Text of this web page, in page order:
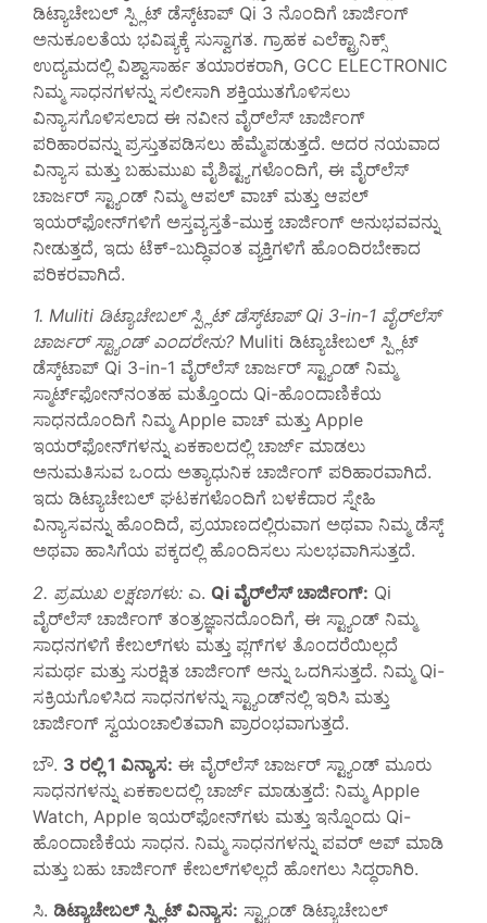
ಡಿಟ್ಯಾಚೇಬಲ್ ಸ್ಪ್ಲಿಟ್ ಡೆಸ್ಕ್‌ಟಾಪ್ Qi 3 ನೊಂದಿಗೆ ಚಾರ್ಜಿಂಗ್
ಅನುಕೂಲತೆಯ ಭವಿಷ್ಯಕ್ಕೆ ಸುಸ್ವಾಗತ. ಗ್ರಾಹಕ ಎಲೆಕ್ಟ್ರಾನಿಕ್ಸ್
ಉದ್ಯಮದಲ್ಲಿ ವಿಶ್ವಾಸಾರ್ಹ ತಯಾರಕರಾಗಿ, GCC ELECTRONIC
ನಿಮ್ಮ ಸಾಧನಗಳನ್ನು ಸಲೀಸಾಗಿ ಶಕ್ತಿಯುತಗೊಳಿಸಲು
ವಿನ್ಯಾಸಗೊಳಿಸಲಾದ ಈ ನವೀನ ವೈರ್‌ಲೆಸ್ ಚಾರ್ಜಿಂಗ್
ಪರಿಹಾರವನ್ನು ಪ್ರಸ್ತುತಪಡಿಸಲು ಹೆಮ್ಮೆಪಡುತ್ತದೆ. ಅದರ ನಯವಾದ
ವಿನ್ಯಾಸ ಮತ್ತು ಬಹುಮುಖ ವೈಶಿಷ್ಟ್ಯಗಳೊಂದಿಗೆ, ಈ ವೈರ್‌ಲೆಸ್
ಚಾರ್ಜರ್ ಸ್ಟ್ಯಾಂಡ್ ನಿಮ್ಮ ಆಪಲ್ ವಾಚ್ ಮತ್ತು ಆಪಲ್
ಇಯರ್‌ಫೋನ್‌ಗಳಿಗೆ ಅಸ್ತವ್ಯಸ್ತತೆ-ಮುಕ್ತ ಚಾರ್ಜಿಂಗ್ ಅನುಭವವನ್ನು
ನೀಡುತ್ತದೆ, ಇದು ಟೆಕ್-ಬುದ್ಧಿವಂತ ವ್ಯಕ್ತಿಗಳಿಗೆ ಹೊಂದಿರಬೇಕಾದ
ಪರಿಕರವಾಗಿದೆ.
1. Muliti ಡಿಟ್ಯಾಚೇಬಲ್ ಸ್ಪ್ಲಿಟ್ ಡೆಸ್ಕ್‌ಟಾಪ್ Qi 3-in-1 ವೈರ್‌ಲೆಸ್
ಚಾರ್ಜರ್ ಸ್ಟ್ಯಾಂಡ್ ಎಂದರೇನು? Muliti ಡಿಟ್ಯಾಚೇಬಲ್ ಸ್ಪ್ಲಿಟ್
ಡೆಸ್ಕ್‌ಟಾಪ್ Qi 3-in-1 ವೈರ್‌ಲೆಸ್ ಚಾರ್ಜರ್ ಸ್ಟ್ಯಾಂಡ್ ನಿಮ್ಮ
ಸ್ಮಾರ್ಟ್‌ಫೋನ್‌ನಂತಹ ಮತ್ತೊಂದು Qi-ಹೊಂದಾಣಿಕೆಯ
ಸಾಧನದೊಂದಿಗೆ ನಿಮ್ಮ Apple ವಾಚ್ ಮತ್ತು Apple
ಇಯರ್‌ಫೋನ್‌ಗಳನ್ನು ಏಕಕಾಲದಲ್ಲಿ ಚಾರ್ಜ್ ಮಾಡಲು
ಅನುಮತಿಸುವ ಒಂದು ಅತ್ಯಾಧುನಿಕ ಚಾರ್ಜಿಂಗ್ ಪರಿಹಾರವಾಗಿದೆ.
ಇದು ಡಿಟ್ಯಾಚೇಬಲ್ ಘಟಕಗಳೊಂದಿಗೆ ಬಳಕೆದಾರ ಸ್ನೇಹಿ
ವಿನ್ಯಾಸವನ್ನು ಹೊಂದಿದೆ, ಪ್ರಯಾಣದಲ್ಲಿರುವಾಗ ಅಥವಾ ನಿಮ್ಮ ಡೆಸ್ಕ್
ಅಥವಾ ಹಾಸಿಗೆಯ ಪಕ್ಕದಲ್ಲಿ ಹೊಂದಿಸಲು ಸುಲಭವಾಗಿಸುತ್ತದೆ.
2. ಪ್ರಮುಖ ಲಕ್ಷಣಗಳು: ಎ. Qi ವೈರ್‌ಲೆಸ್ ಚಾರ್ಜಿಂಗ್: Qi
ವೈರ್‌ಲೆಸ್ ಚಾರ್ಜಿಂಗ್ ತಂತ್ರಜ್ಞಾನದೊಂದಿಗೆ, ಈ ಸ್ಟ್ಯಾಂಡ್ ನಿಮ್ಮ
ಸಾಧನಗಳಿಗೆ ಕೇಬಲ್‌ಗಳು ಮತ್ತು ಪ್ಲಗ್‌ಗಳ ತೊಂದರೆಯಿಲ್ಲದೆ
ಸಮರ್ಥ ಮತ್ತು ಸುರಕ್ಷಿತ ಚಾರ್ಜಿಂಗ್ ಅನ್ನು ಒದಗಿಸುತ್ತದೆ. ನಿಮ್ಮ Qi-
ಸಕ್ರಿಯಗೊಳಿಸಿದ ಸಾಧನಗಳನ್ನು ಸ್ಟ್ಯಾಂಡ್‌ನಲ್ಲಿ ಇರಿಸಿ ಮತ್ತು
ಚಾರ್ಜಿಂಗ್ ಸ್ವಯಂಚಾಲಿತವಾಗಿ ಪ್ರಾರಂಭವಾಗುತ್ತದೆ.
ಬೌ. 3 ರಲ್ಲಿ 1 ವಿನ್ಯಾಸ: ಈ ವೈರ್‌ಲೆಸ್ ಚಾರ್ಜರ್ ಸ್ಟ್ಯಾಂಡ್ ಮೂರು
ಸಾಧನಗಳನ್ನು ಏಕಕಾಲದಲ್ಲಿ ಚಾರ್ಜ್ ಮಾಡುತ್ತದೆ: ನಿಮ್ಮ Apple
Watch, Apple ಇಯರ್‌ಫೋನ್‌ಗಳು ಮತ್ತು ಇನ್ನೊಂದು Qi-
ಹೊಂದಾಣಿಕೆಯ ಸಾಧನ. ನಿಮ್ಮ ಸಾಧನಗಳನ್ನು ಪವರ್ ಅಪ್ ಮಾಡಿ
ಮತ್ತು ಬಹು ಚಾರ್ಜಿಂಗ್ ಕೇಬಲ್‌ಗಳಿಲ್ಲದೆ ಹೋಗಲು ಸಿದ್ಧರಾಗಿರಿ.
ಸಿ. ಡಿಟ್ಯಾಚೇಬಲ್ ಸ್ಪ್ಲಿಟ್ ವಿನ್ಯಾಸ: ಸ್ಟ್ಯಾಂಡ್ ಡಿಟ್ಯಾಚೇಬಲ್